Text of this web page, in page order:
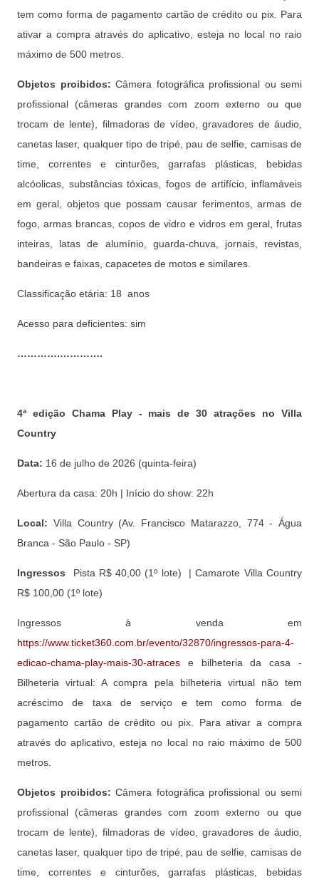
tem como forma de pagamento cartão de crédito ou pix. Para
ativar a compra através do aplicativo, esteja no local no raio
máximo de 500 metros.
Objetos proibidos: Câmera fotográfica profissional ou semi
profissional (câmeras grandes com zoom externo ou que
trocam de lente), filmadoras de vídeo, gravadores de áudio,
canetas laser, qualquer tipo de tripé, pau de selfie, camisas de
time, correntes e cinturões, garrafas plásticas, bebidas
alcóolicas, substâncias tóxicas, fogos de artifício, inflamáveis
em geral, objetos que possam causar ferimentos, armas de
fogo, armas brancas, copos de vidro e vidros em geral, frutas
inteiras, latas de alumínio, guarda-chuva, jornais, revistas,
bandeiras e faixas, capacetes de motos e similares.
Classificação etária: 18 anos
Acesso para deficientes: sim
………….………….
4ª edição Chama Play - mais de 30 atrações no Villa
Country
Data: 16 de julho de 2026 (quinta-feira)
Abertura da casa: 20h | Início do show: 22h
Local: Villa Country (Av. Francisco Matarazzo, 774 - Água
Branca - São Paulo - SP)
Ingressos
Pista R$ 40,00 (1º lote) | Camarote Villa Country
R$ 100,00 (1º lote)
Ingressos à venda em
https://www.ticket360.com.br/evento/32870/ingressos-para-4-
edicao-chama-play-mais-30-atraces e bilheteria da casa -
Bilheteria virtual: A compra pela bilheteria virtual não tem
acréscimo de taxa de serviço e tem como forma de
pagamento cartão de crédito ou pix. Para ativar a compra
através do aplicativo, esteja no local no raio máximo de 500
metros.
Objetos proibidos: Câmera fotográfica profissional ou semi
profissional (câmeras grandes com zoom externo ou que
trocam de lente), filmadoras de vídeo, gravadores de áudio,
canetas laser, qualquer tipo de tripé, pau de selfie, camisas de
time, correntes e cinturões, garrafas plásticas, bebidas